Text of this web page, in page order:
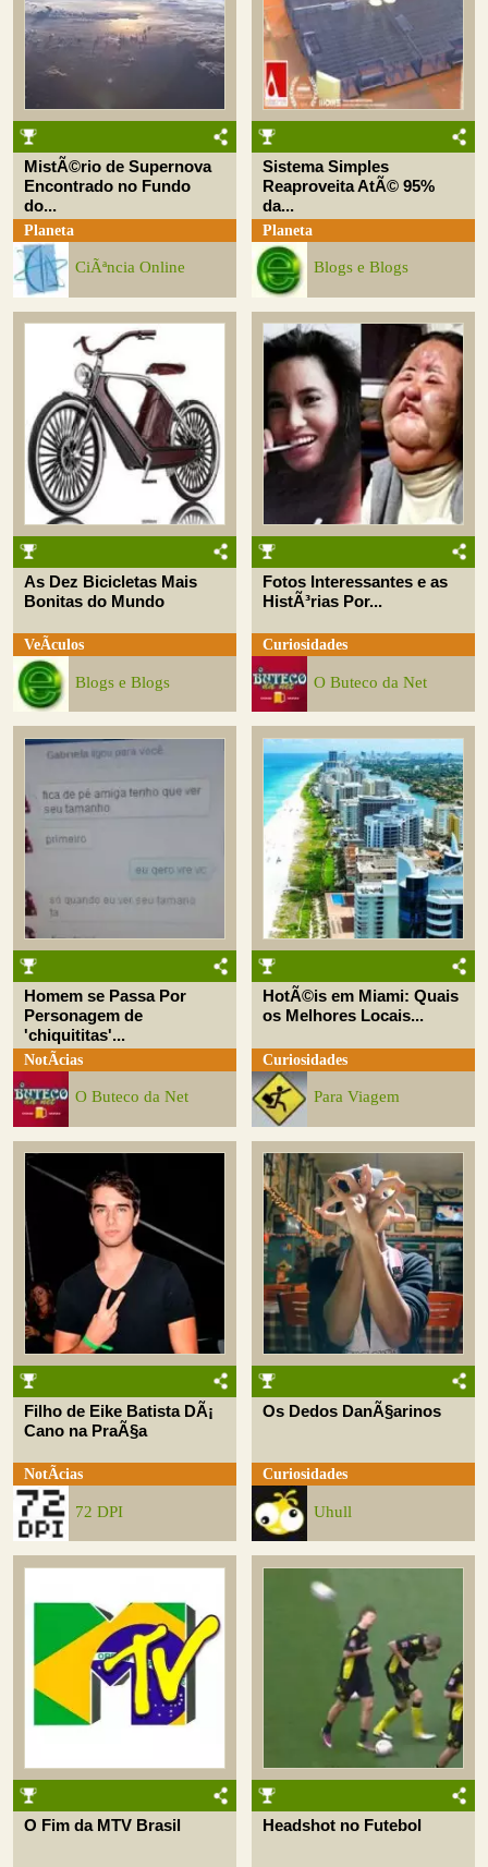
MistÃ©rio de Supernova
Encontrado no Fundo
do...
Planeta
CiÃªncia Online
Sistema Simples
Reaproveita AtÃ© 95%
da...
Planeta
Blogs e Blogs
As Dez Bicicletas Mais
Bonitas do Mundo
VeÃ­culos
Blogs e Blogs
Fotos Interessantes e as
HistÃ³rias Por...
Curiosidades
O Buteco da Net
Homem se Passa Por
Personagem de
'chiquititas'...
NotÃ­cias
O Buteco da Net
HotÃ©is em Miami: Quais
os Melhores Locais...
Curiosidades
Para Viagem
Filho de Eike Batista DÃ¡
Cano na PraÃ§a
NotÃ­cias
72 DPI
Os Dedos DanÃ§arinos
Curiosidades
Uhull
O Fim da MTV Brasil Headshot no Futebol